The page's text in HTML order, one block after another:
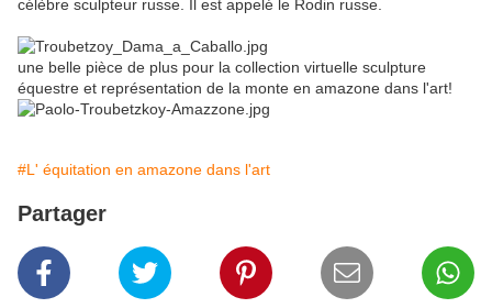
célèbre sculpteur russe. Il est appelé le Rodin russe.
une belle pièce de plus pour la collection virtuelle sculpture
équestre et représentation de la monte en amazone dans l'art!
#L' équitation en amazone dans l'art
Partager